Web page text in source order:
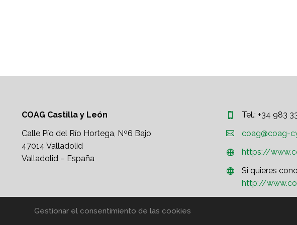
Gestionar el consentimiento de las cookies
COAG Castilla y León
Calle Pío del Río Hortega, Nº6 Bajo
47014 Valladolid
Valladolid – España

 Tel.: +34 983

 coag@coag-

 https://


Si quieres
http://